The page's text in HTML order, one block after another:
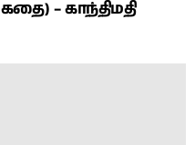
– காந்திமதி